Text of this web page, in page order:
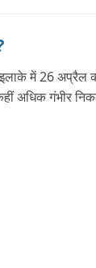
में 26 अप्रैल
अधिक गंभीर